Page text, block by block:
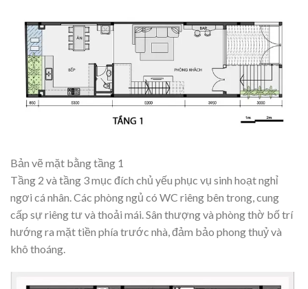
Bản vẽ mặt bằng tầng 1
Tầng 2 và tầng 3 mục đích chủ yếu phục vụ sinh hoạt nghỉ
ngơi cá nhân. Các phòng ngủ có WC riêng bên trong, cung
cấp sự riêng tư và thoải mái. Sân thượng và phòng thờ bố trí
hướng ra mặt tiền phía trước nhà, đảm bảo phong thuỷ và
khô thoáng.